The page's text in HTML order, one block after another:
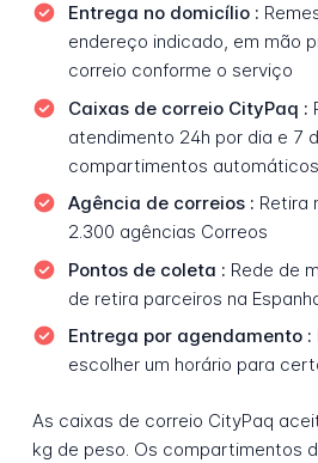
Entrega no domicílio :
endereço indicado, em mão
correio conforme o serviço
Caixas de correio CityPaq :
atendimento 24h por dia e 7
compartimentos automáticos
Agência de correios : Retira
2.300 agências Correos
Pontos de coleta : Rede de
de retira parceiros na
Entrega por agendamento :
escolher um horário para
As caixas de correio CityPaq
kg de peso. Os compartimentos